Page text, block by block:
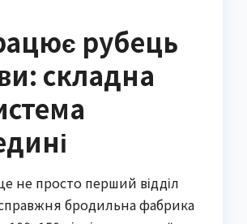
рубець
складна
не просто перший відділ
бродильна фабрика